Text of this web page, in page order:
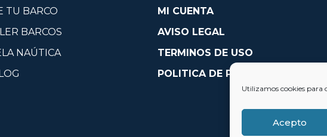
Utilizamos cookies para
Acepto
TU BARCO
BARCOS
NAÚTICA
MI CUENTA
AVISO LEGAL
TERMINOS DE USO
POLITICA DE PRIVACIDAD